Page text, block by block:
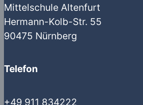
Mittelschule Altenfurt
Hermann-Kolb-Str. 55
90475 Nürnberg
Telefon
+49 911 834222